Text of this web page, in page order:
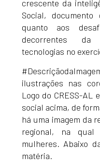
crescente da
Social,
quanto aos
decorrentes da
tecnologias no
ilustrações nas
Logo do CRESS-AL
social acima, de
há uma imagem da
regional, na
mulheres. Abaixo
matéria.